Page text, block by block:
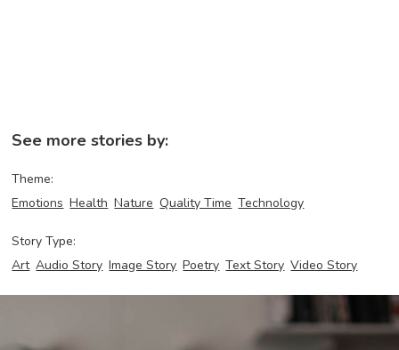
See more stories by:
Theme:
Emotions Health Nature Quality Time Technology
Story Type:
Art Audio Story Image Story Poetry Text Story Video Story